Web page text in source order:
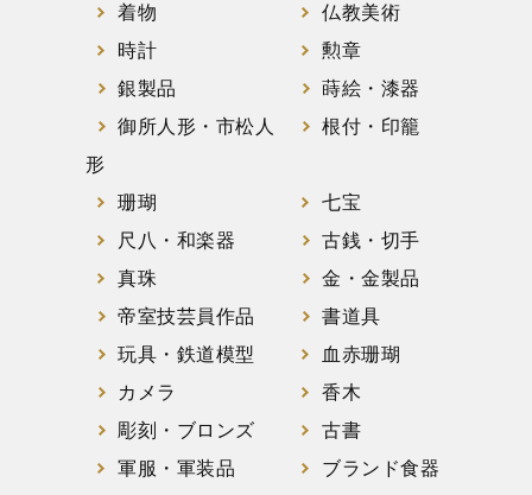
着物
仏教美術
時計
勲章
銀製品
蒔絵・漆器
御所人形・市松人
形
根付・印籠
珊瑚
七宝
尺八・和楽器
古銭・切手
真珠
金・金製品
帝室技芸員作品
書道具
玩具・鉄道模型
血赤珊瑚
カメラ
香木
彫刻・ブロンズ
古書
軍服・軍装品
ブランド食器